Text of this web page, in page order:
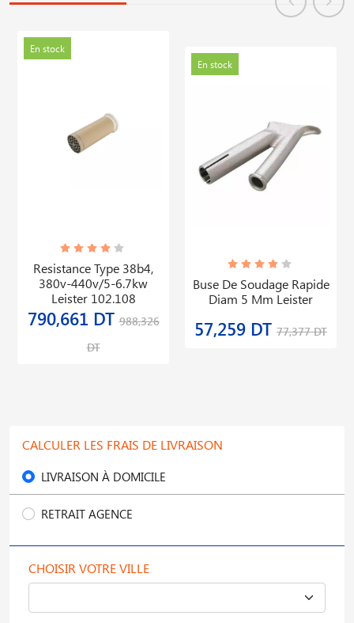
En stock
Resistance Type 38b4,
380v-440v/5-6.7kw
Leister 102.108
790,661 DT988,326
DT
En stock
Buse De Soudage Rapide
Diam 5 Mm Leister
57,259 DT 77,377 DT
CALCULER LES FRAIS DE LIVRAISON
LIVRAISON À DOMICILE
RETRAIT AGENCE
CHOISIR VOTRE VILLE